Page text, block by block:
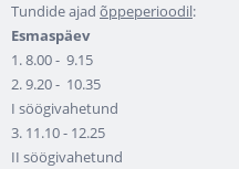
Tundide ajad õppeperioodil:
Esmaspäev
1. 8.00 - 9.15
2. 9.20 - 10.35
I söögivahetund
3. 11.10 - 12.25
II söögivahetund